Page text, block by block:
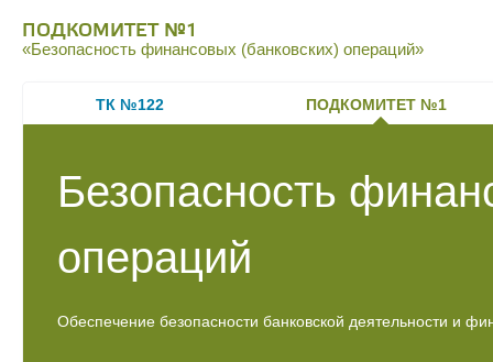
ПОДКОМИТЕТ №1
«Безопасность финансовых (банковских) операций»
ТК №122 ПОДКОМИТЕТ №1
Безопасность
операций
Обеспечение безопасности банковской деятельности и